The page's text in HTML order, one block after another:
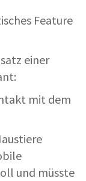
Feature
einer
mit dem
und müsste